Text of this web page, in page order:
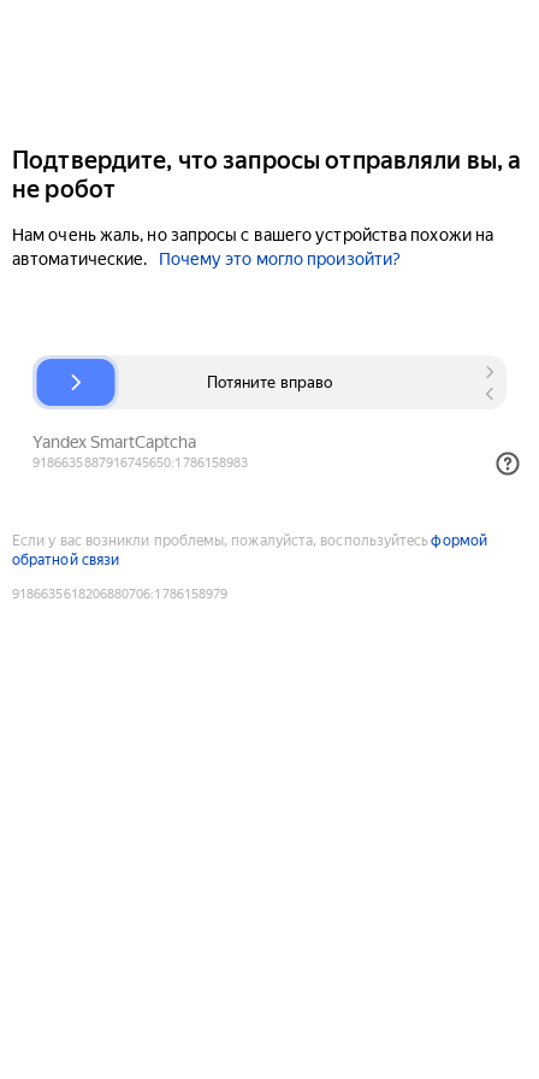
Подтвердите, что запросы отправляли вы, а
не робот
Нам очень жаль, но запросы с вашего устройства похожи на
автоматические.
Почему это могло произойти?
Если у вас возникли проблемы, пожалуйста, воспользуйтесьформой
обратной связи
9186635618206880706:1786158979